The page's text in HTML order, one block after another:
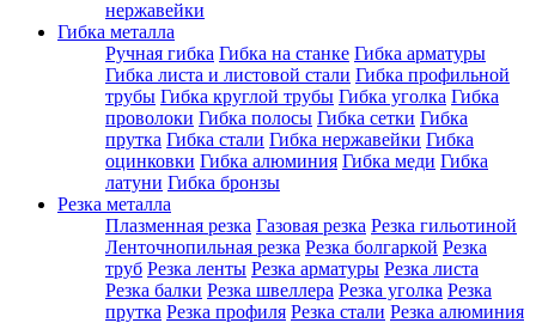
нержавейки
Гибка металла
Ручная гибка Гибка на станке Гибка арматуры
Гибка листа и листовой стали Гибка профильной
трубы Гибка круглой трубы Гибка уголка Гибка
проволоки Гибка полосы Гибка сетки Гибка
прутка Гибка стали Гибка нержавейки Гибка
оцинковки Гибка алюминия Гибка меди Гибка
латуни Гибка бронзы
Резка металла
Плазменная резка Газовая резка Резка гильотиной
Ленточнопильная резка Резка болгаркой Резка
труб Резка ленты Резка арматуры Резка листа
Резка балки Резка швеллера Резка уголка Резка
прутка Резка профиля Резка стали Резка алюминия